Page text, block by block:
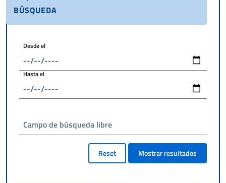
BÚSQUEDA
Desde el
Hasta el
Campo de búsqueda libre
Reset Mostrar resultados